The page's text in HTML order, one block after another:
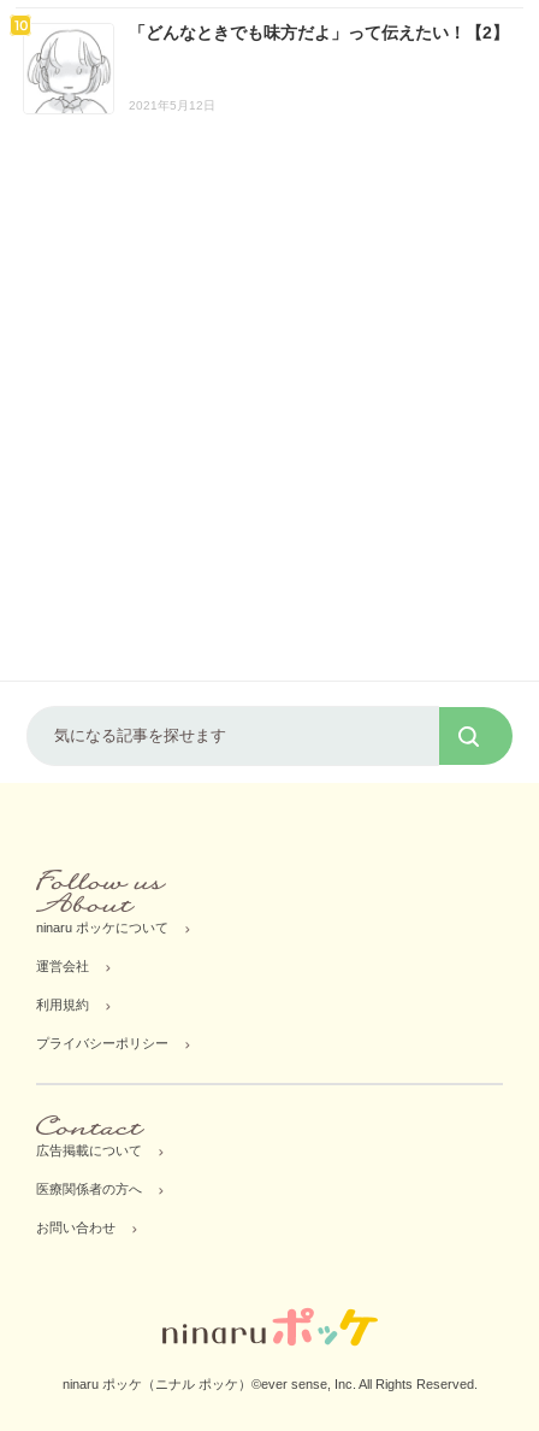
「どんなときでも味方だよ」って伝えたい！【2】
2021年5月12日
ninaru ポッケについて
運営会社
利用規約
プライバシーポリシー
広告掲載について
医療関係者の方へ
お問い合わせ
ninaru ポッケ（ニナル ポッケ）©ever sense, Inc. All Rights Reserved.